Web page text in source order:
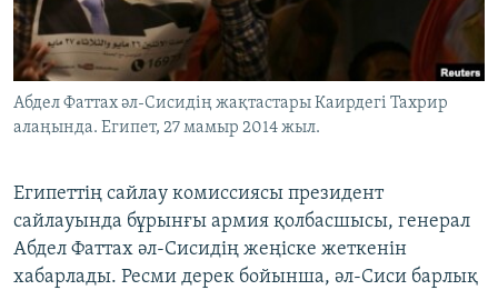
ЖАЗЫЛЫҢЫЗ
Басқа тілдерде
Абдел Фаттах әл-Сисидің жақтастары Каирдегі Тахрир
алаңында. Египет, 27 мамыр 2014 жыл.
Египеттің сайлау комиссиясы президент
сайлауында бұрынғы армия қолбасшысы, генерал
Абдел Фаттах әл-Сисидің жеңіске жеткенін
хабарлады. Ресми дерек бойынша, әл-Сиси барлық